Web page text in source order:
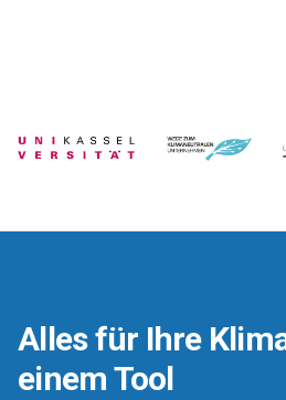
Alles für Ihre
einem Tool